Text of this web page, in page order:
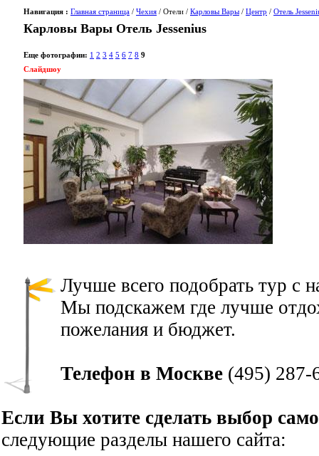
Навигация : Главная страница / Чехия / Отели / Карловы Вары / Центр / Отель
Карловы Вары Отель Jessenius
Еще фотографии: 1 2 3 4 5 6 7 8 9
Слайдшоу
Лучше всего подобрать тур с
Мы подскажем где лучше
пожелания и бюджет.
Телефон в Москве (495) 287-
Если Вы хотите сделать выбор
следующие разделы нашего сайта: